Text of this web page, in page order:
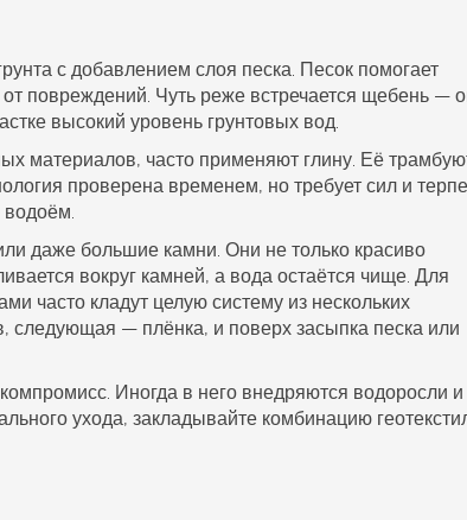
с добавлением слоя песка. Песок помогает
повреждений. Чуть реже встречается щебень —
высокий уровень грунтовых вод.
материалов, часто применяют глину. Её
проверена временем, но требует сил и
даже большие камни. Они не только красиво
вокруг камней, а вода остаётся чище. Для
часто кладут целую систему из нескольких
следующая — плёнка, и поверх засыпка песка или
Иногда в него внедряются водоросли и
ухода, закладывайте комбинацию